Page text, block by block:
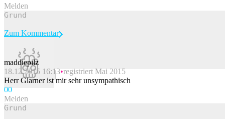
Melden
Beitrag melden
Zum Kommentar
maddiepilz
18.12.2015 16:13 registriert Mai 2015
Herr Glarner ist mir sehr unsympathisch
00
Melden